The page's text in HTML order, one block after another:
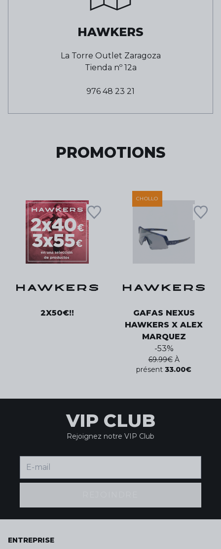
HAWKERS
La Torre Outlet Zaragoza
Tienda nº 12a
976 48 23 21
PROMOTIONS
2X50€!!
CHOLLO
GAFAS NEXUS
HAWKERS X ALEX
MARQUEZ
-53%
69.99€ À
présent 33.00€
VIP CLUB
Rejoignez notre VIP Club
ENTREPRISE